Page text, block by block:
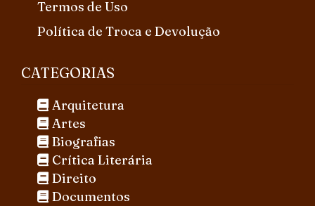
Termos de Uso
Política de Troca e Devolução
CATEGORIAS
Arquitetura
Artes
Biografias
Crítica Literária
Direito
Documentos